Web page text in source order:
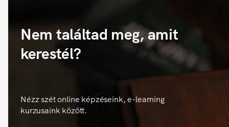
Nem találtad meg, amit
kerestél?
Nézz szét online képzéseink, e-learning
kurzusaink között.